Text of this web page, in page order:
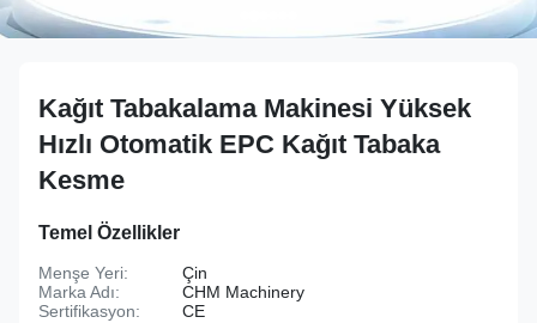
Kağıt Tabakalama Makinesi Yüksek
Hızlı Otomatik EPC Kağıt Tabaka
Kesme
Temel Özellikler
Menşe Yeri:
Çin
Marka Adı:
CHM Machinery
Sertifikasyon:
CE